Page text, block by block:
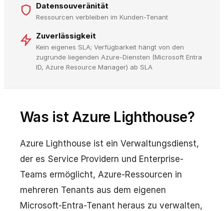
Datensouveränität
Ressourcen verbleiben im Kunden-Tenant
Zuverlässigkeit
Kein eigenes SLA; Verfügbarkeit hängt von den
zugrunde liegenden Azure-Diensten (Microsoft Entra
ID, Azure Resource Manager) ab SLA
Was ist Azure Lighthouse?
Azure Lighthouse ist ein Verwaltungsdienst,
der es Service Providern und Enterprise-
Teams ermöglicht, Azure-Ressourcen in
mehreren Tenants aus dem eigenen
Microsoft-Entra-Tenant heraus zu verwalten,